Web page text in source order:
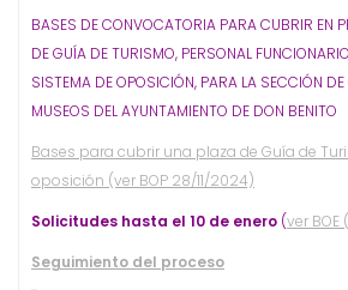
BASES DE CONVOCATORIA PARA CUBRIR EN
DE GUÍA DE TURISMO, PERSONAL
SISTEMA DE OPOSICIÓN, PARA LA SECCIÓN
MUSEOS DEL AYUNTAMIENTO DE DON BENITO
Bases para cubrir una plaza de Guía de
oposición (ver BOP 28/11/2024)
Solicitudes hasta el 10 de enero (ver BOE
Seguimiento del proceso